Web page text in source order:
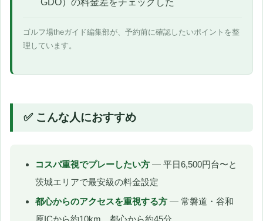
GDO）の料金差をチェックした
ゴルフ場theガイド編集部が、予約前に確認したいポイントを整
理しています。
✅ こんな人におすすめ
コスパ重視でプレーしたい方 — 平日6,500円台〜と
茨城エリアで最安級の料金設定
都心からのアクセスを重視する方 — 常磐道・谷和
原ICから約10km。都心から約45分